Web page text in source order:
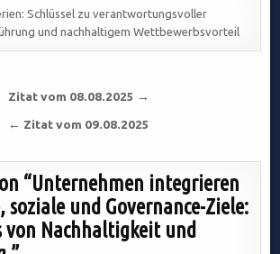
Schlüssel zu verantwortungsvoller
und nachhaltigem Wettbewerbsvorteil
Zitat vom 08.08.2025 →
← Zitat vom 09.08.2025
“Unternehmen integrieren
soziale und Governance-Ziele:
von Nachhaltigkeit und